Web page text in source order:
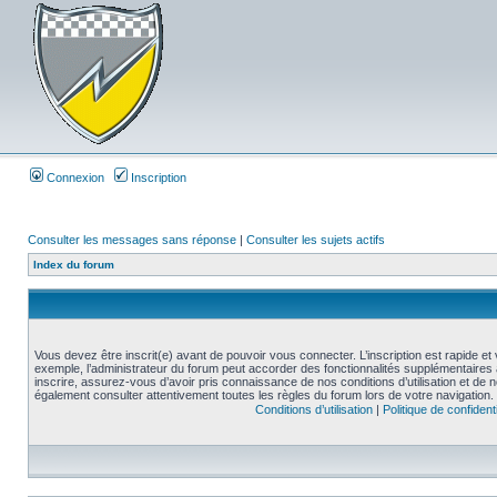
Connexion Inscription
Consulter les messages sans réponse | Consulter les sujets actifs
Index du forum
Vous devez être inscrit(e) avant de pouvoir vous connecter. L’inscription est rapide
exemple, l’administrateur du forum peut accorder des fonctionnalités
inscrire, assurez-vous d’avoir pris connaissance de nos conditions d’utilisation et de
également consulter attentivement toutes les règles du forum lors de votre navigation.
Conditions d’utilisation| Politique de